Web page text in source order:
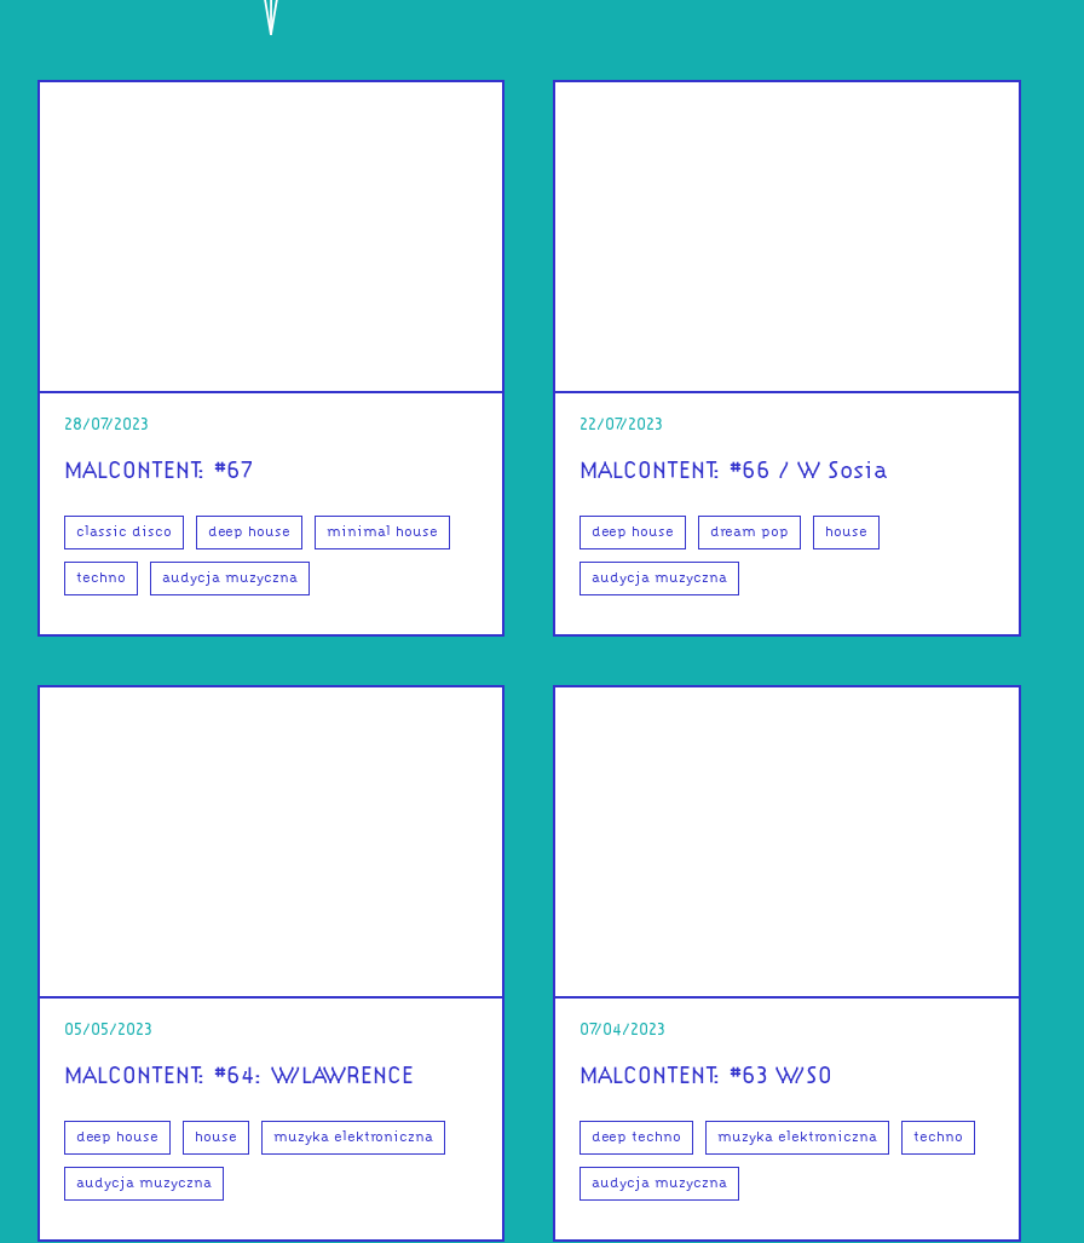
28/07/2023
MALCONTENT: #67
classic disco deep house minimal house
techno audycja muzyczna
22/07/2023
MALCONTENT: #66 / W Sosia
deep house dream pop house
audycja muzyczna
05/05/2023
MALCONTENT: #64: W/LAWRENCE
deep house house muzyka elektroniczna
audycja muzyczna
07/04/2023
MALCONTENT: #63 W/SO
deep techno muzyka elektroniczna techno
audycja muzyczna